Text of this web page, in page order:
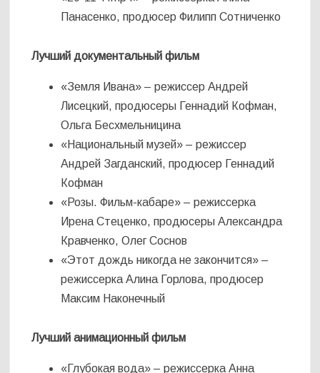
Панасенко, продюсер Филипп Сотниченко
Лучший документальный фильм
«Земля Ивана» – режиссер Андрей
Лисецкий, продюсеры Геннадий Кофман,
Ольга Бесхмельницина
«Национальный музей» – режиссер
Андрей Загданский, продюсер Геннадий
Кофман
«Розы. Фильм-кабаре» – режиссерка
Ирена Стеценко, продюсеры Александра
Кравченко, Олег Соснов
«Этот дождь никогда не закончится» –
режиссерка Алина Горлова, продюсер
Максим Наконечный
Лучший анимационный фильм
«Глубокая вода» – режиссерка Анна